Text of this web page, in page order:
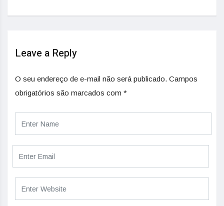
Leave a Reply
O seu endereço de e-mail não será publicado. Campos
obrigatórios são marcados com *